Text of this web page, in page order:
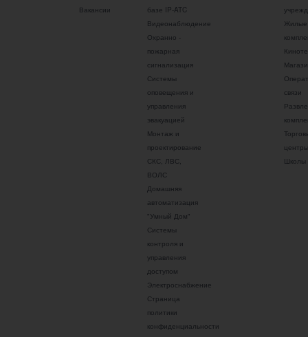
Вакансии
базе IP-ATC
Видеонаблюдение
Охранно -
пожарная
сигнализация
Системы
оповещения и
управления
эвакуацией
Монтаж и
проектирование
СКС, ЛВС,
ВОЛС
Домашняя
автоматизация
"Умный Дом"
Системы
контроля и
управления
доступом
Электроснабжение
Страница
политики
конфиденциальности
Жилые
связи
центры
Школы